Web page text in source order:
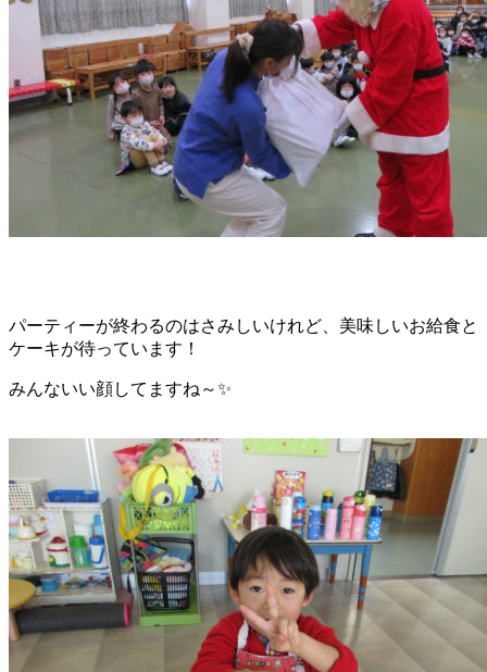
パーティーが終わるのはさみしいけれど、美味しいお給食と
ケーキが待っています！
みんないい顔してますね～✨